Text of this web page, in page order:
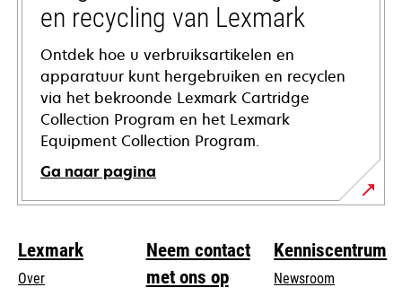
en recycling van Lexmark
Ontdek hoe u verbruiksartikelen en
apparatuur kunt hergebruiken en recyclen
via het bekroonde Lexmark Cartridge
Collection Program en het Lexmark
Equipment Collection Program.
Ga naar pagina
Lexmark
Over
Neem contact
met ons op
Kenniscentrum
Newsroom